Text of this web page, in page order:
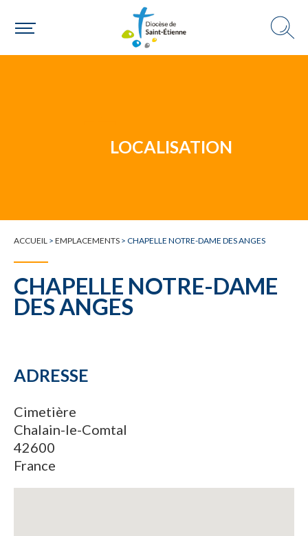
LOCALISATION
ACCUEIL > EMPLACEMENTS > CHAPELLE NOTRE-DAME DES ANGES
CHAPELLE NOTRE-DAME
DES ANGES
ADRESSE
Cimetière
Chalain-le-Comtal
42600
France